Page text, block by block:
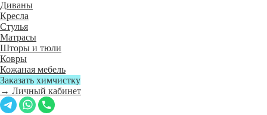
Диваны
Кресла
Стулья
Матрасы
Шторы и тюли
Ковры
Кожаная мебель
Заказать химчистку
→ Личный кабинет